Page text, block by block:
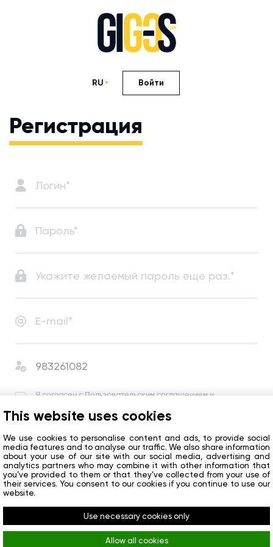
RU Войти
Регистрация
Я согласен с Пользовательским соглашением и
Я согласен получать новости компании и
Начать
У вас уже есть аккаунт?Войти
This website uses cookies
We use cookies to personalise content and ads, to provide social
media features and to analyse our traffic. We also share information
about your use of our site with our social media, advertising and
analytics partners who may combine it with other information that
you’ve provided to them or that they’ve collected from your use of
their services. You consent to our cookies if you continue to use our
website.
Use necessary cookies only
Allow all cookies